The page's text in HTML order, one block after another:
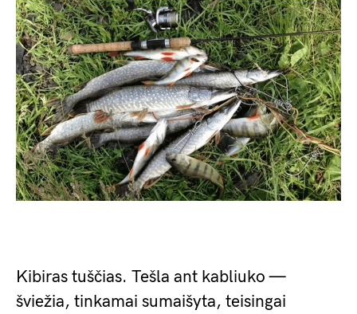
Kibiras tuščias. Tešla ant kabliuko —
šviežia, tinkamai sumaišyta, teisingai